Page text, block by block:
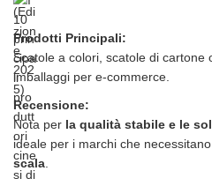
Prodotti Principali:
Scatole a colori, scatole di cartone
imballaggi per e-commerce.
Recensione:
Nota per la qualità stabile e le
ideale per i marchi che
scala